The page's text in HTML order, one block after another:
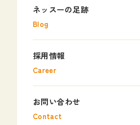
ネッスーの足跡
Blog
採用情報
Career
お問い合わせ
Contact